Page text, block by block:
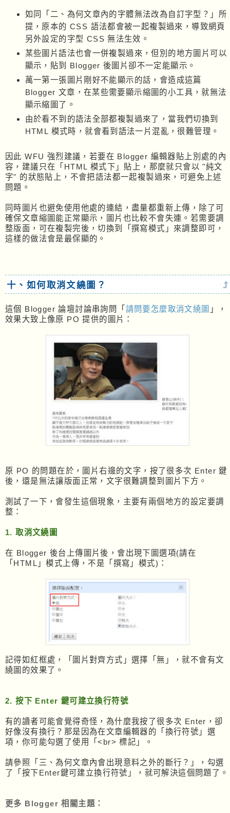
如同「二、為何文章內的字體無法改為自訂字型？」所
提，原本的 CSS 語法都會被一起複製過來，導致網頁
另外設定的字型 CSS 無法生效。
某些圖片語法也會一併複製過來，但別的地方圖片可以
顯示，貼到 Blogger 後圖片卻不一定能顯示。
萬一第一張圖片剛好不能顯示的話，會造成這篇
Blogger 文章，在某些需要顯示縮圖的小工具，就無法
顯示縮圖了。
由於看不到的語法全部都複製過來了，當我們切換到
HTML 模式時，就會看到語法一片混亂，很難管理。
因此 WFU 強烈建議，若要在 Blogger 編輯器貼上別處的內
容，建議只在「HTML 模式下」貼上，那麼就只會以 "純文
字" 的狀態貼上，不會把語法都一起複製過來，可避免上述
問題。
同時圖片也避免使用他處的連結，盡量都重新上傳，除了可
確保文章縮圖能正常顯示，圖片也比較不會失連。若需要調
整版面，可在複製完後，切換到「撰寫模式」來調整即可，
這樣的做法會是最保顯的。
十、如何取消文繞圖？
這個 Blogger 論壇討論串詢問「 請問要怎麼取消文繞圖 」，
效果大致上像原 PO 提供的圖片：
原 PO 的問題在於，圖片右邊的文字，按了很多次 Enter 鍵
後，還是無法讓版面正常，文字很難調整到圖片下方。
測試了一下，會發生這個現象，主要有兩個地方的設定要調
整：
1. 取消文繞圖
在 Blogger 後台上傳圖片後，會出現下圖選項(請在
「HTML」模式上傳，不是「撰寫」模式)：
記得如紅框處，「圖片對齊方式」選擇「無」，就不會有文
繞圖的效果了。
2. 按下 Enter 鍵可建立換行符號
有的讀者可能會覺得奇怪，為什麼我按了很多次 Enter，卻
好像沒有換行？那是因為在文章編輯器的「換行符號」選
項，你可能勾選了使用「<br> 標記」。
請參照「三、為何文章內會出現意料之外的斷行？」，勾選
了「按下Enter鍵可建立換行符號」，就可解決這個問題了。
更多 Blogger 相關主題：